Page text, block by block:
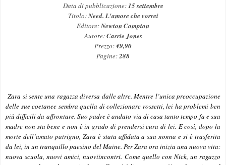
Data di pubblicazione:15 settembre
Titolo:Need. L'amore che vorrei
Editore:Newton Compton
Autore:Carrie Jones
Prezzo: €9,90
Pagine:288
Zara si sente una ragazza diversa dalle altre. Mentre l’unica preoccupazione
delle sue coetanee sembra quella di collezionare rossetti, lei ha problemi ben
più difficili da affrontare. Suo padre è andato via di casa tanto tempo fa e sua
madre non sta bene e non è in grado di prendersi cura di lei. E così, dopo la
morte dell’amato patrigno, Zara è stata affidata a sua nonna e si è trasferita
da lei, in un tranquillo paesino del Maine. Per Zara ora inizia una nuova vita:
nuova scuola, nuovi amici, nuoviincontri. Come quello con Nick, un ragazzo